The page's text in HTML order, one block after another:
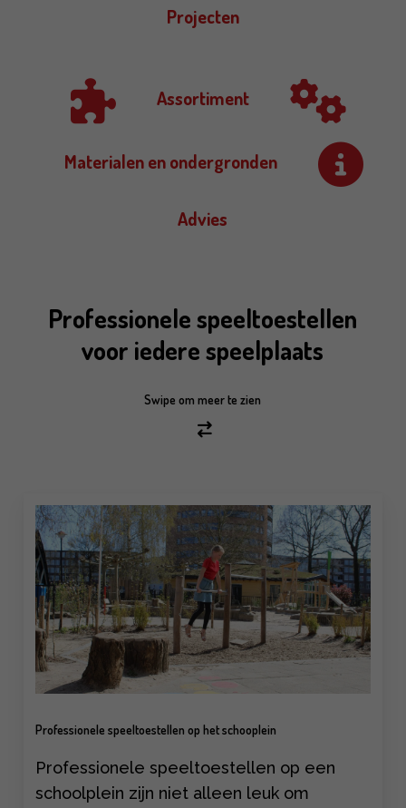
Projecten
Assortiment
Materialen en ondergronden
Advies
Professionele speeltoestellen
voor iedere speelplaats
Swipe om meer te zien
Professionele speeltoestellen op het schooplein
Professionele speeltoestellen op een
schoolplein zijn niet alleen leuk om